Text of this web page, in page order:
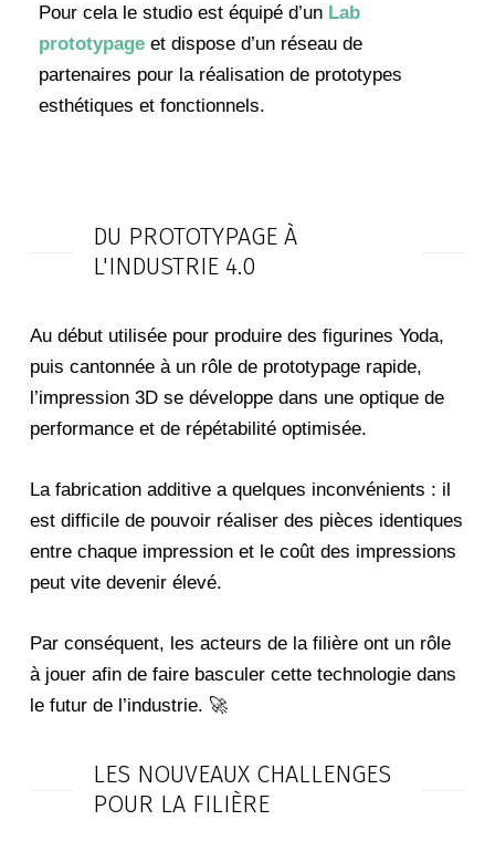
Pour cela le studio est équipé d’un Lab
prototypageet dispose d’un réseau de
partenaires pour la réalisation de prototypes
esthétiques et fonctionnels.
DU PROTOTYPAGE À
L'INDUSTRIE 4.0
Au début utilisée pour produire des figurines Yoda,
puis cantonnée à un rôle de prototypage rapide,
l’impression 3D se développe dans une optique de
performance et de répétabilité optimisée.
La fabrication additive a quelques inconvénients : il
est difficile de pouvoir réaliser des pièces identiques
entre chaque impression et le coût des impressions
peut vite devenir élevé.
Par conséquent, les acteurs de la filière ont un rôle
à jouer afin de faire basculer cette technologie dans
le futur de l’industrie. 🚀
LES NOUVEAUX CHALLENGES
POUR LA FILIÈRE